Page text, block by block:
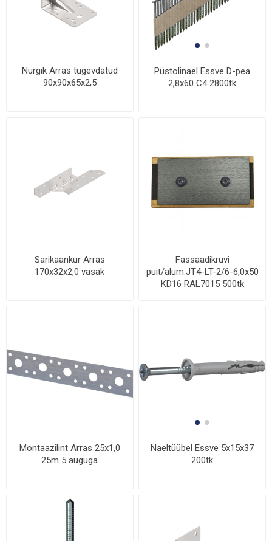
Nurgik Arras tugevdatud
90x90x65x2,5
Püstolinael Essve D-pea
2,8x60 C4 2800tk
Sarikaankur Arras
170x32x2,0 vasak
Fassaadikruvi
puit/alum.JT4-LT-2/6-6,0x50
KD16 RAL7015 500tk
Montaazilint Arras 25x1,0
25m 5 auguga
Naeltüübel Essve 5x15x37
200tk